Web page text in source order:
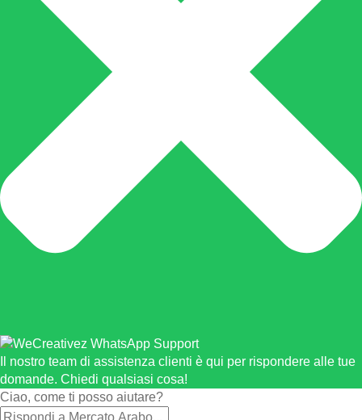
Il nostro team di assistenza clienti è qui per rispondere alle tue
domande. Chiedi qualsiasi cosa!
Ciao, come ti posso aiutare?